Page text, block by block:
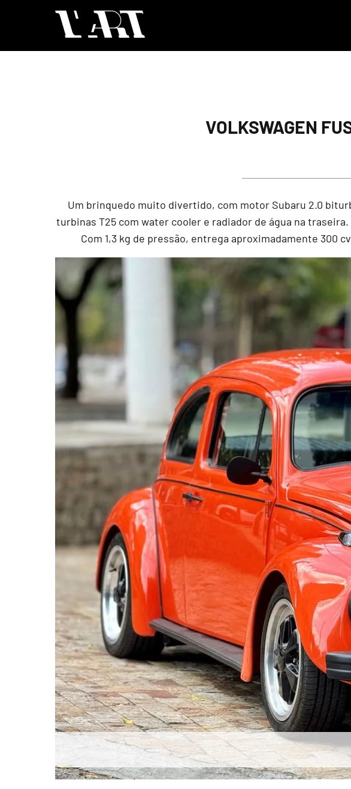
VOLKSWAGEN
Um brinquedo muito divertido, com motor Subaru 2.0
turbinas T25 com water cooler e radiador de água na
Com 1,3 kg de pressão, entrega aproximadamente 300